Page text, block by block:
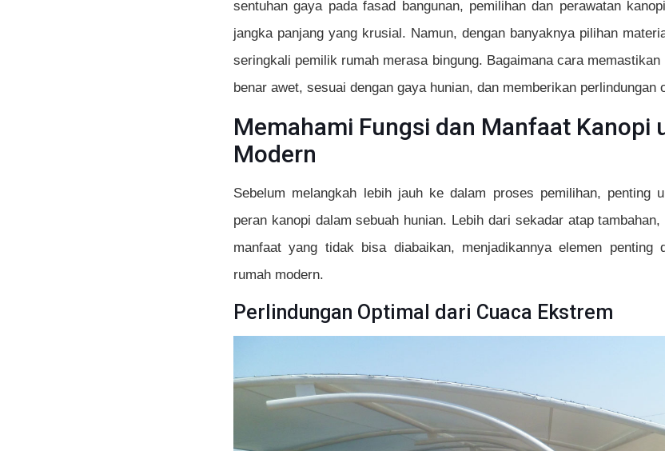
sentuhan gaya pada fasad bangunan, pemilihan dan perawatan
jangka panjang yang krusial. Namun, dengan banyaknya pilihan
seringkali pemilik rumah merasa bingung. Bagaimana cara
benar awet, sesuai dengan gaya hunian, dan memberikan perlindungan
Memahami Fungsi dan Manfaat Kanopi
Modern
Sebelum melangkah lebih jauh ke dalam proses pemilihan, penting
peran kanopi dalam sebuah hunian. Lebih dari sekadar atap
manfaat yang tidak bisa diabaikan, menjadikannya elemen penting
rumah modern.
Perlindungan Optimal dari Cuaca Ekstrem